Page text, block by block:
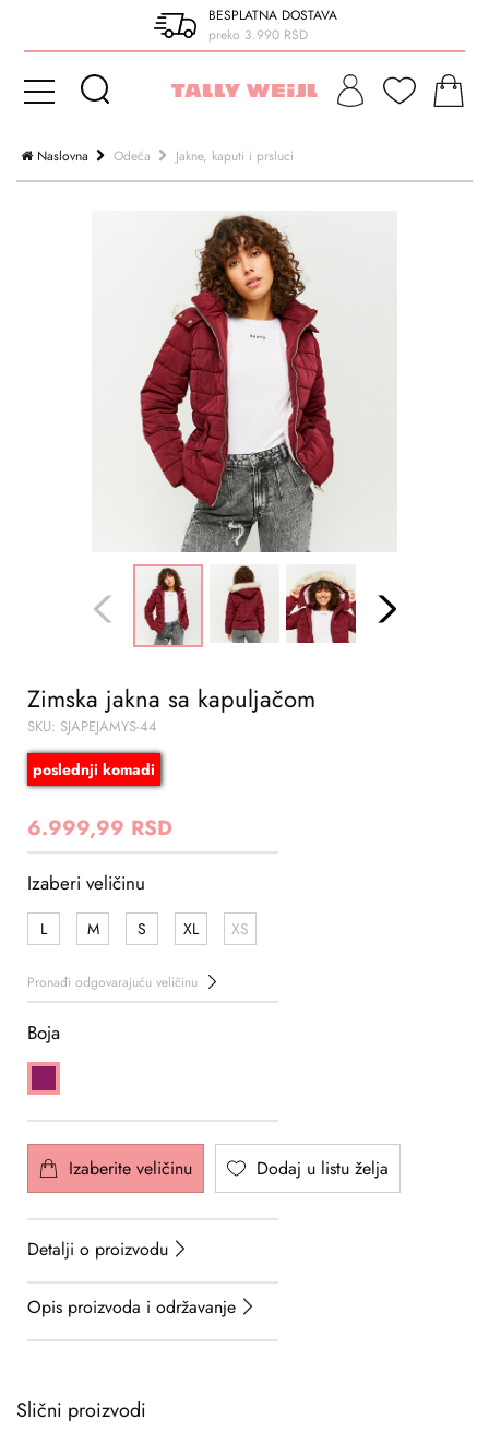
BESPLATNA DOSTAVA
preko 3.990 RSD
Naslovna Odeća Jakne, kaputi i prsluci
Zimska jakna sa kapuljačom
SKU: SJAPEJAMYS-44
poslednji komadi
6.999,99 RSD
Izaberi veličinu
L M S XL XS
Pronađi odgovarajuću veličinu
Boja
Izaberite veličinu Dodaj u listu želja
Detalji o proizvodu
Opis proizvoda i održavanje
Slični proizvodi